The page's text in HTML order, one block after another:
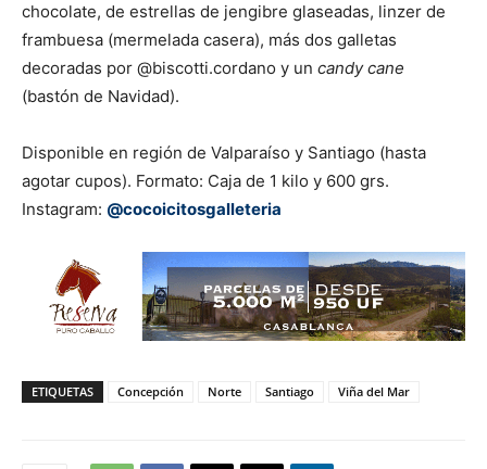
chocolate, de estrellas de jengibre glaseadas, linzer de
frambuesa (mermelada casera), más dos galletas
decoradas por @biscotti.cordano y un candy cane
(bastón de Navidad).
Disponible en región de Valparaíso y Santiago (hasta
agotar cupos). Formato: Caja de 1 kilo y 600 grs.
Instagram: @cocoicitosgalleteria
ETIQUETAS Concepción Norte Santiago Viña del Mar